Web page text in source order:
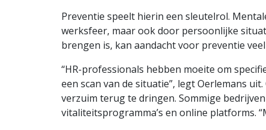
Preventie speelt hierin een sleutelrol.
werksfeer, maar ook door persoonlijke
brengen is, kan aandacht voor preventie
“HR-professionals hebben moeite om
een scan van de situatie”, legt Oerlemans
verzuim terug te dringen. Sommige
vitaliteitsprogramma’s en online platforms.